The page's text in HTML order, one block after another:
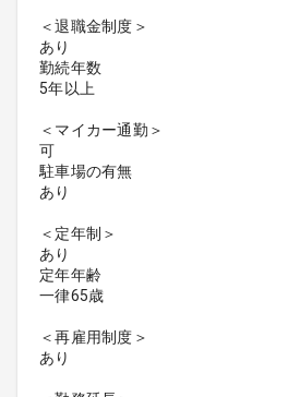
＜退職金制度＞
あり
勤続年数
5年以上
＜マイカー通勤＞
可
駐車場の有無
あり
＜定年制＞
あり
定年年齢
一律65歳
＜再雇用制度＞
あり